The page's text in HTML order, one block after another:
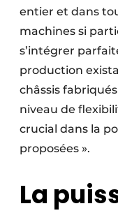
entier et dans
machines si
s’intégrer
production
châssis
niveau de
crucial dans la
proposées ».
La